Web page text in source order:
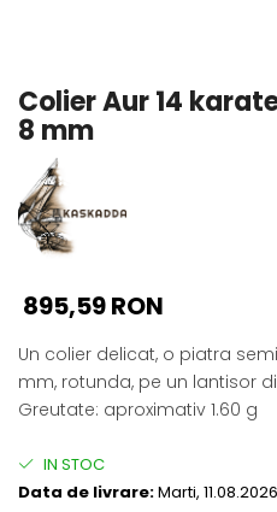
Pandantive cu Perle
Brose cu Perle
Colier Aur 14
8 mm
895,59 RON
Un colier delicat, o piatra
mm, rotunda, pe un lantisor
Greutate: aproximativ 1.60 g
IN STOC
Data de livrare:Marti, 11.08.2026